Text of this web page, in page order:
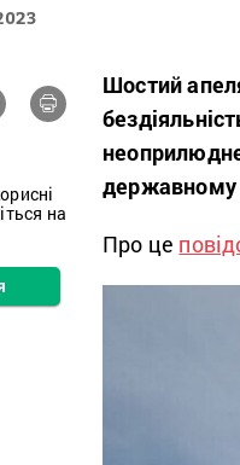
на
Шостий
державному
Про це